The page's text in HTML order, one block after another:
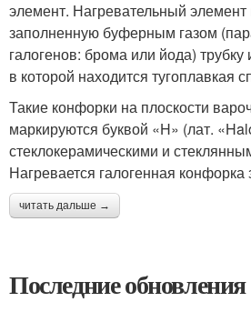
элемент. Нагревательный элемент
заполненную буферным газом
галогенов: брома или йода) трубку
в которой находится тугоплавкая
Такие конфорки на плоскости
маркируются буквой «H» (лат.
стеклокерамическими и
Нагревается галогенная конфорка
читать дальше →
Последние обновления